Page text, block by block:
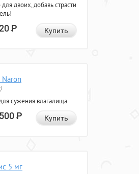
двоих, добавь страсти
Р Купить
сужения влагалища
Р Купить
5 мг